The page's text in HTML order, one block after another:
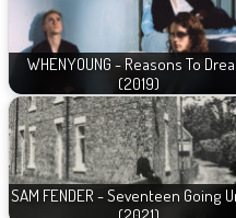
WHENYOUNG - Reasons To
(2019)
SAM FENDER - Seventeen Going